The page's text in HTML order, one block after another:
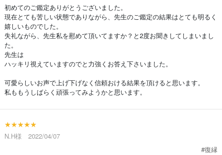
初めてのご鑑定ありがとうございました。
現在とても苦しい状態でありながら、先生のご鑑定の結果はとても明るく
嬉しいものでした。
失礼ながら、先生私を慰めて頂いてますか？と2度お聞きしてしまいまし
た。
先生は
ハッキリ視えていますのでと力強くお答え下さいました。
可愛らしいお声で上げ下げなく信頼おける結果を頂けると思います。
私ももうしばらく頑張ってみようかと思います。
★★★★★
N.H様 2022/04/07
#復縁